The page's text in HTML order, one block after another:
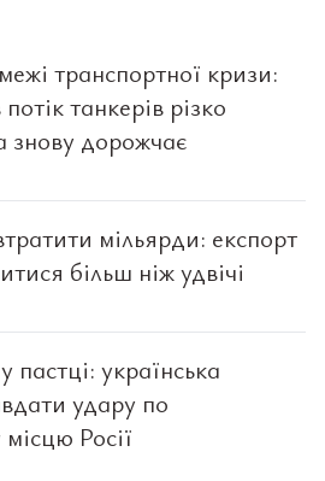
транспортної кризи:
танкерів різко
знову дорожчає
мільярди: експорт
більш ніж удвічі
українська
удару по
Росії